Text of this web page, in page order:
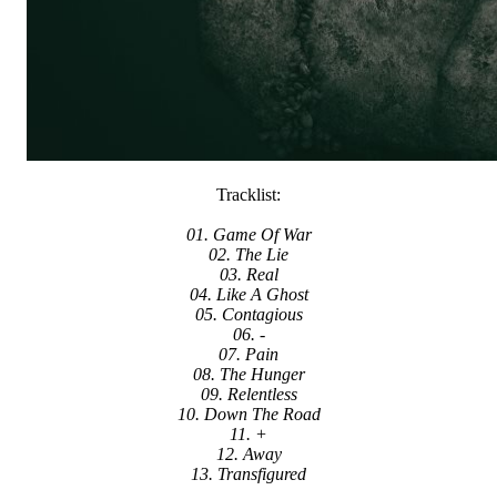
Tracklist:
01. Game Of War
02. The Lie
03. Real
04. Like A Ghost
05. Contagious
06. -
07. Pain
08. The Hunger
09. Relentless
10. Down The Road
11. +
12. Away
13. Transfigured